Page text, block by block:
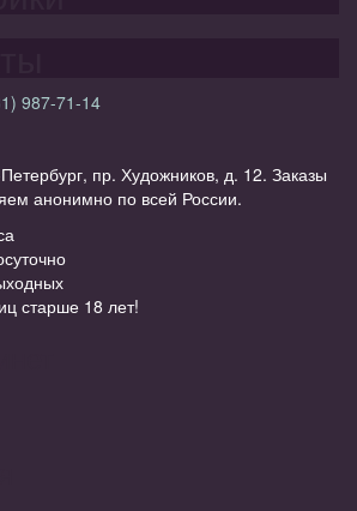
987-71-14
пр. Художников, д. 12. Заказы
анонимно по всей России.
старше 18 лет!